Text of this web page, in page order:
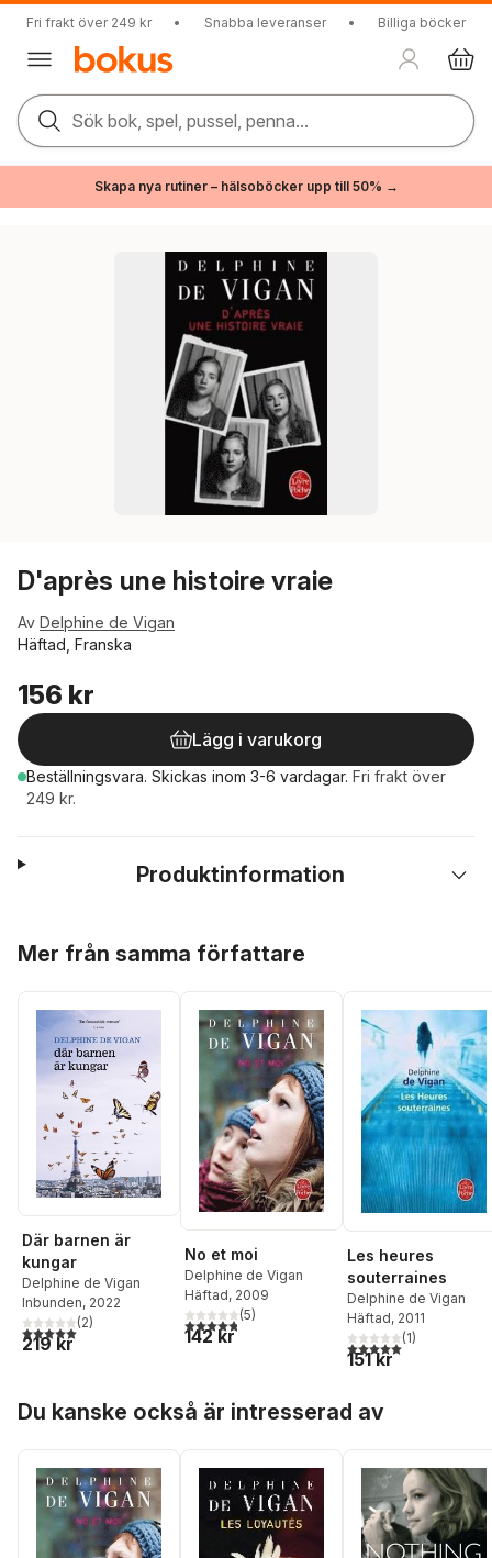
Fri frakt över 249 kr • Snabba leveranser • Billiga böcker
Sök bok, spel, pussel, penna...
Skapa nya rutiner – hälsoböcker upp till 50% →
D'après une histoire vraie
Av Delphine de Vigan
Häftad, Franska
156 kr
Lägg i varukorg
Beställningsvara. Skickas inom 3-6 vardagar. Fri frakt över
249 kr.
Produktinformation
Mer från samma författare
Där barnen är
kungar
Delphine de Vigan
Inbunden, 2022
5,0utav 5 stjärnor. Totalt antal röster:
(2)
219 kr
No et moi
Delphine de Vigan
Häftad, 2009
4,8utav 5 stjärnor. Totalt antal röster:
(5)
142 kr
Les heures
souterraines
Delphine de Vigan
Häftad, 2011
5,0utav 5 stjärnor.
(1)
151 kr
Du kanske också är intresserad av